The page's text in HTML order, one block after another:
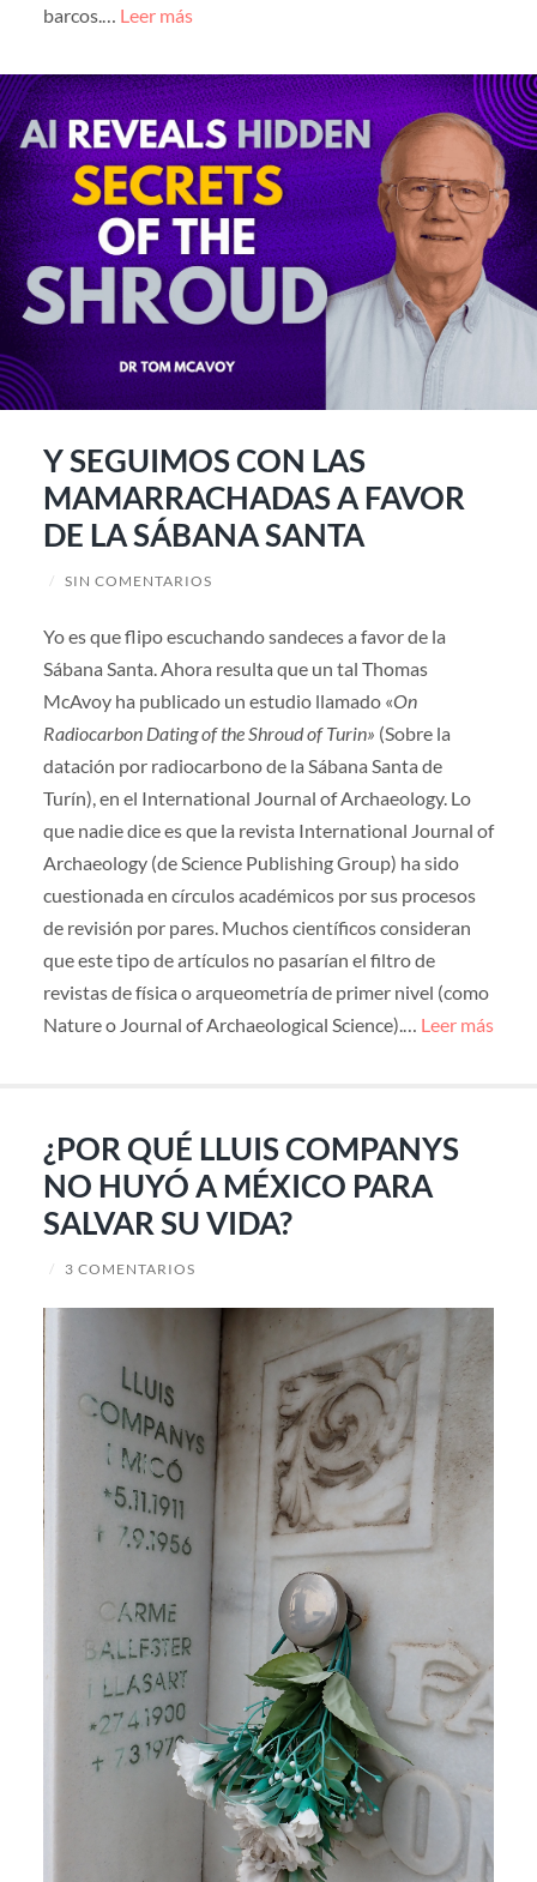
barcos.… Leer más
Y SEGUIMOS CON LAS
MAMARRACHADAS A FAVOR
DE LA SÁBANA SANTA
/ SIN COMENTARIOS
Yo es que flipo escuchando sandeces a favor de la
Sábana Santa. Ahora resulta que un tal Thomas
McAvoy ha publicado un estudio llamado «On
Radiocarbon Dating of the Shroud of Turin» (Sobre la
datación por radiocarbono de la Sábana Santa de
Turín), en el International Journal of Archaeology. Lo
que nadie dice es que la revista International Journal of
Archaeology (de Science Publishing Group) ha sido
cuestionada en círculos académicos por sus procesos
de revisión por pares. Muchos científicos consideran
que este tipo de artículos no pasarían el filtro de
revistas de física o arqueometría de primer nivel (como
Nature o Journal of Archaeological Science).… Leer más
¿POR QUÉ LLUIS COMPANYS
NO HUYÓ A MÉXICO PARA
SALVAR SU VIDA?
/ 3 COMENTARIOS